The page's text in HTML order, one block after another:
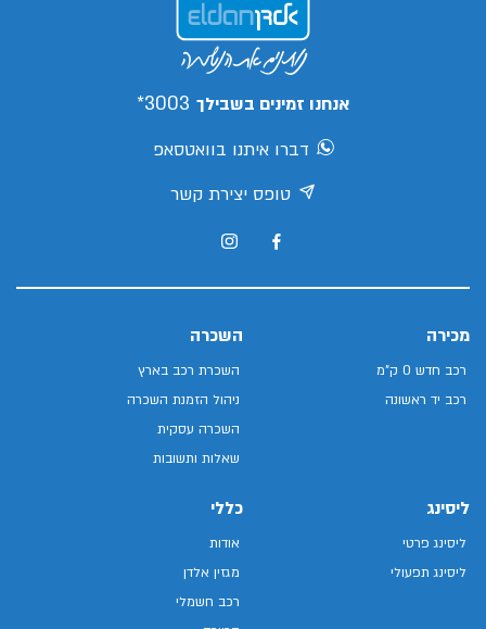
אנחנו זמינים בשבילך 3003*
דברו איתנו בוואטסאפ
טופס יצירת קשר
מכירה
רכב חדש 0 ק"מ
רכב יד ראשונה
השכרה
השכרת רכב בארץ
ניהול הזמנת השכרה
השכרה עסקית
שאלות ותשובות
ליסינג
ליסינג פרטי
ליסינג תפעולי
כללי
אודות
מגזין אלדן
רכב חשמלי